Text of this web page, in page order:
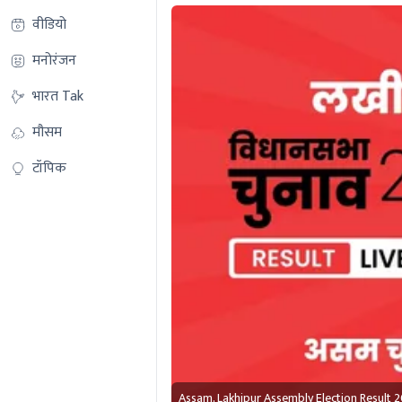
वीडियो
मनोरंजन
भारत Tak
मौसम
टॉपिक
Assam, Lakhipur Assembly Election Result